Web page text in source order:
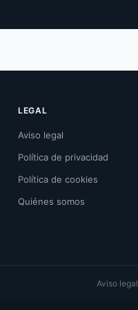
LEGAL
Aviso legal
Política de privacidad
Política de cookies
Quiénes somos
Aviso legal